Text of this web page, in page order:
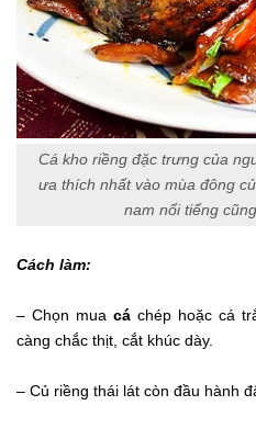
Cá kho riềng đặc trưng của
ưa thích nhất vào mùa đông
nam nổi tiếng
Cách làm:
– Chọn mua cá chép hoặc cá
càng chắc thịt, cắt khúc dày.
– Củ riềng thái lát còn đầu hành